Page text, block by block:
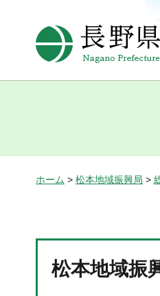
ホーム > 松本地域振興局 >
松本地域振